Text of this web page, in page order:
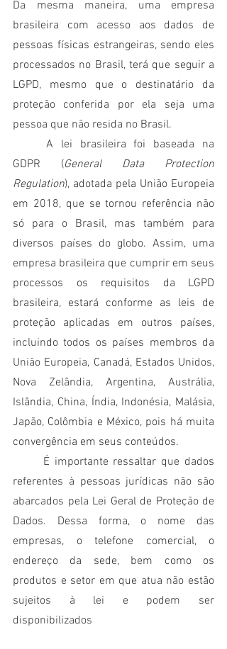
Da mesma maneira, uma empresa
brasileira com acesso aos dados de
pessoas físicas estrangeiras, sendo eles
processados no Brasil, terá que seguir a
LGPD, mesmo que o destinatário da
proteção conferida por ela seja uma
pessoa que não resida no Brasil.
GDPR (General Data Protection
Regulation), adotada pela União Europeia
em 2018, que se tornou referência não
só para o Brasil, mas também para
diversos países do globo. Assim, uma
empresa brasileira que cumprir em seus
processos os requisitos da LGPD
brasileira, estará conforme as leis de
proteção aplicadas em outros países,
incluindo todos os países membros da
União Europeia, Canadá, Estados Unidos,
Nova Zelândia, Argentina, Austrália,
Islândia, China, Índia, Indonésia, Malásia,
Japão, Colômbia e México, pois há muita
convergência em seus conteúdos.
referentes à pessoas jurídicas não são
abarcados pela Lei Geral de Proteção de
Dados. Dessa forma, o nome das
empresas, o telefone comercial, o
endereço da sede, bem como os
produtos e setor em que atua não estão
sujeitos à lei e podem ser
disponibilizados